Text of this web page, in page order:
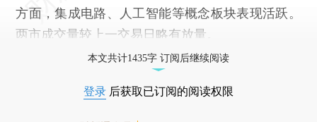
方面，集成电路、人工智能等概念板块表现活跃。
两市成交量较上一交易日略有放量。
本文共计1435字 订阅后继续阅读
登录 后获取已订阅的阅读权限